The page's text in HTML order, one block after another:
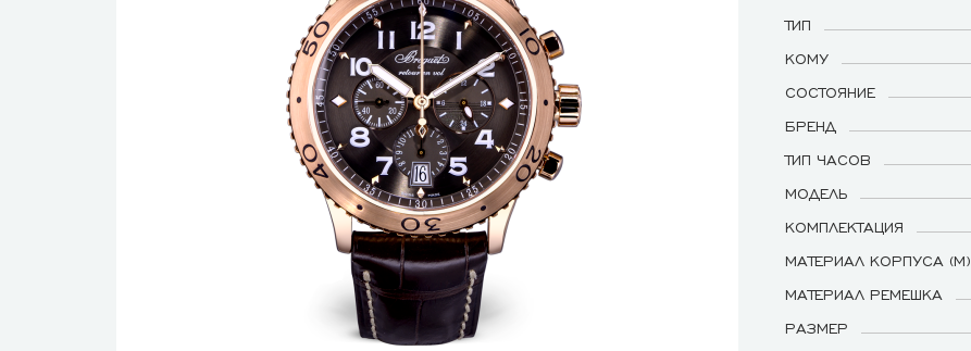
ТИП
КОМУ
СОСТОЯНИЕ
БРЕНД
ТИП ЧАСОВ
МОДЕЛЬ
КОМПЛЕКТАЦИЯ
МАТЕРИАЛ КОРПУСА (М)
МАТЕРИАЛ РЕМЕШКА
РАЗМЕР